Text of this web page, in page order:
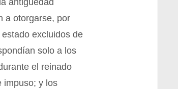
antigüedad
a otorgarse, por
excluidos de
solo a los
el reinado
impuso; y los